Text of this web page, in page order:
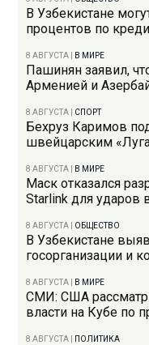
В Узбекистане
процентов по
8 АВГУСТА В МИРЕ
Пашинян заявил,
Арменией и
8 АВГУСТА СПОРТ
Бехруз Каримов
швейцарским
8 АВГУСТА В МИРЕ
Маск отказался
Starlink для ударов
8 АВГУСТА ОБЩЕСТВО
В Узбекистане
госорганизации и
8 АВГУСТА В МИРЕ
СМИ: США
власти на Кубе по
8 АВГУСТА ПОЛИТИКА